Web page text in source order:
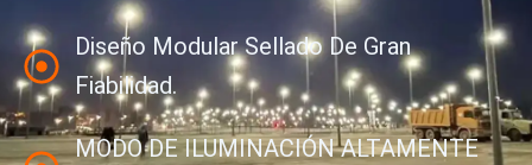
Diseño Modular Sellado De Gran
Fiabilidad.
MODO DE ILUMINACIÓN ALTAMENTE